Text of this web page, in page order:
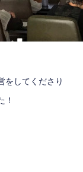
をしてくださり
！